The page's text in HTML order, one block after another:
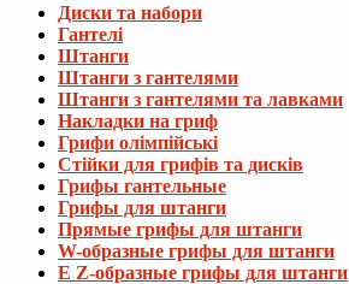
Диски та набори
Гантелі
Штанги
Штанги з гантелями
Штанги з гантелями та лавками
Накладки на гриф
Грифи олімпійські
Стійки для грифів та дисків
Грифы гантельные
Грифы для штанги
Прямые грифы для штанги
W-образные грифы для штанги
E Z-образные грифы для штанги